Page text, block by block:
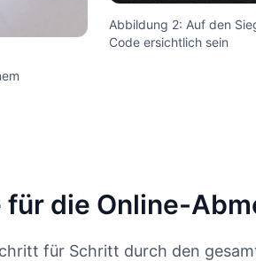
Abbildung 2: Auf den
Code ersichtlich sein
für die Online-
für Schritt durch den